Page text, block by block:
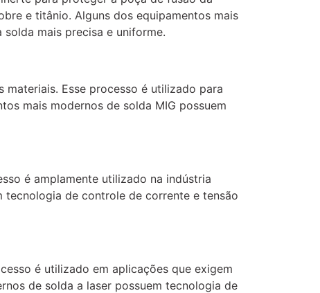
e titânio. Alguns dos equipamentos mais
mais precisa e uniforme.
Esse processo é utilizado para
mais modernos de solda MIG possuem
é amplamente utilizado na indústria
de controle de corrente e tensão
é utilizado em aplicações que exigem
de solda a laser possuem tecnologia de